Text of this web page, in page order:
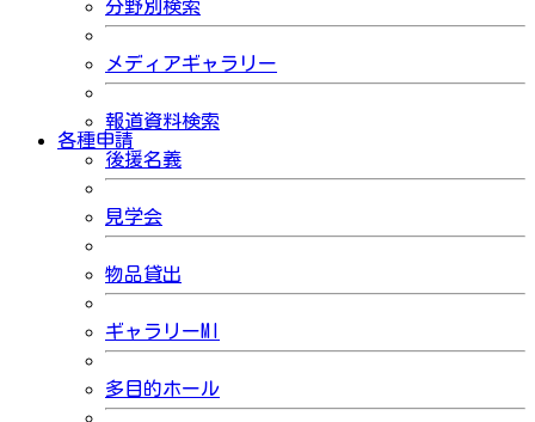
分野別検索
メディアギャラリー
報道資料検索
各種申請
後援名義
見学会
物品貸出
ギャラリーMI
多目的ホール